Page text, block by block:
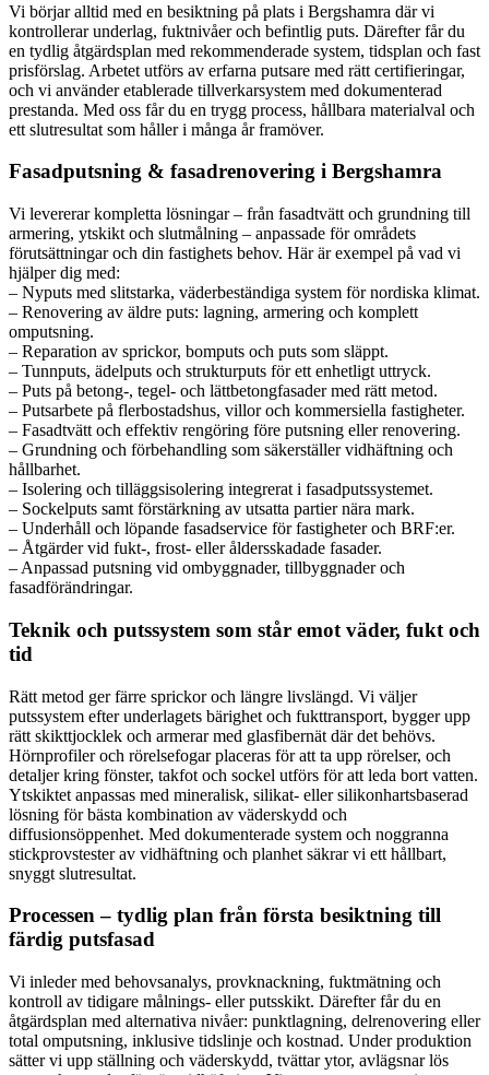
Vi börjar alltid med en besiktning på plats i Bergshamra där vi
kontrollerar underlag, fuktnivåer och befintlig puts. Därefter får du
en tydlig åtgärdsplan med rekommenderade system, tidsplan och fast
prisförslag. Arbetet utförs av erfarna putsare med rätt certifieringar,
och vi använder etablerade tillverkarsystem med dokumenterad
prestanda. Med oss får du en trygg process, hållbara materialval och
ett slutresultat som håller i många år framöver.
Fasadputsning & fasadrenovering i Bergshamra
Vi levererar kompletta lösningar – från fasadtvätt och grundning till
armering, ytskikt och slutmålning – anpassade för områdets
förutsättningar och din fastighets behov. Här är exempel på vad vi
hjälper dig med:
– Nyputs med slitstarka, väderbeständiga system för nordiska klimat.
– Renovering av äldre puts: lagning, armering och komplett
omputsning.
– Reparation av sprickor, bomputs och puts som släppt.
– Tunnputs, ädelputs och strukturputs för ett enhetligt uttryck.
– Puts på betong-, tegel- och lättbetongfasader med rätt metod.
– Putsarbete på flerbostadshus, villor och kommersiella fastigheter.
– Fasadtvätt och effektiv rengöring före putsning eller renovering.
– Grundning och förbehandling som säkerställer vidhäftning och
hållbarhet.
– Isolering och tilläggsisolering integrerat i fasadputssystemet.
– Sockelputs samt förstärkning av utsatta partier nära mark.
– Underhåll och löpande fasadservice för fastigheter och BRF:er.
– Åtgärder vid fukt-, frost- eller åldersskadade fasader.
– Anpassad putsning vid ombyggnader, tillbyggnader och
fasadförändringar.
Teknik och putssystem som står emot väder, fukt och
tid
Rätt metod ger färre sprickor och längre livslängd. Vi väljer
putssystem efter underlagets bärighet och fukttransport, bygger upp
rätt skikttjocklek och armerar med glasfibernät där det behövs.
Hörnprofiler och rörelsefogar placeras för att ta upp rörelser, och
detaljer kring fönster, takfot och sockel utförs för att leda bort vatten.
Ytskiktet anpassas med mineralisk, silikat- eller silikonhartsbaserad
lösning för bästa kombination av väderskydd och
diffusionsöppenhet. Med dokumenterade system och noggranna
stickprovstester av vidhäftning och planhet säkrar vi ett hållbart,
snyggt slutresultat.
Processen – tydlig plan från första besiktning till
färdig putsfasad
Vi inleder med behovsanalys, provknackning, fuktmätning och
kontroll av tidigare målnings- eller putsskikt. Därefter får du en
åtgärdsplan med alternativa nivåer: punktlagning, delrenovering eller
total omputsning, inklusive tidslinje och kostnad. Under produktion
sätter vi upp ställning och väderskydd, tvättar ytor, avlägsnar lös